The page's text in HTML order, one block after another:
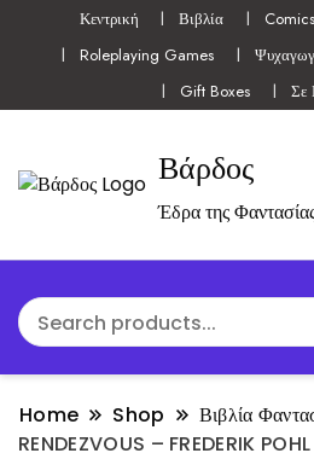
Κεντρική Βιβλία Comics
Roleplaying Games
Gift Boxes
Σε
Βάρδος
Έδρα της
Home Shop Βιβλία
RENDEZVOUS – FREDERIK POHL